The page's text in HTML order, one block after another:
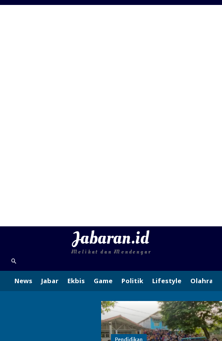
Jabaran.id
Melihat dan Mendengar
News Jabar Ekbis Game Politik Lifestyle Olahraga
Pendidikan